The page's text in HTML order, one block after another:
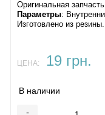
Оригинальная запчасть
Параметры:
Изготовлено из резины.
ЦЕНА: 19 грн.
В наличии
-